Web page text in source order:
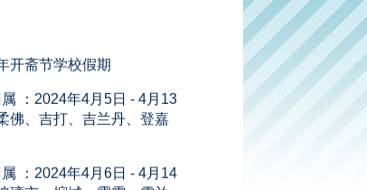
：2024年4月5日 - 4月13
：2024年4月6日 - 4月14
美兰、马六甲、彭亨、沙